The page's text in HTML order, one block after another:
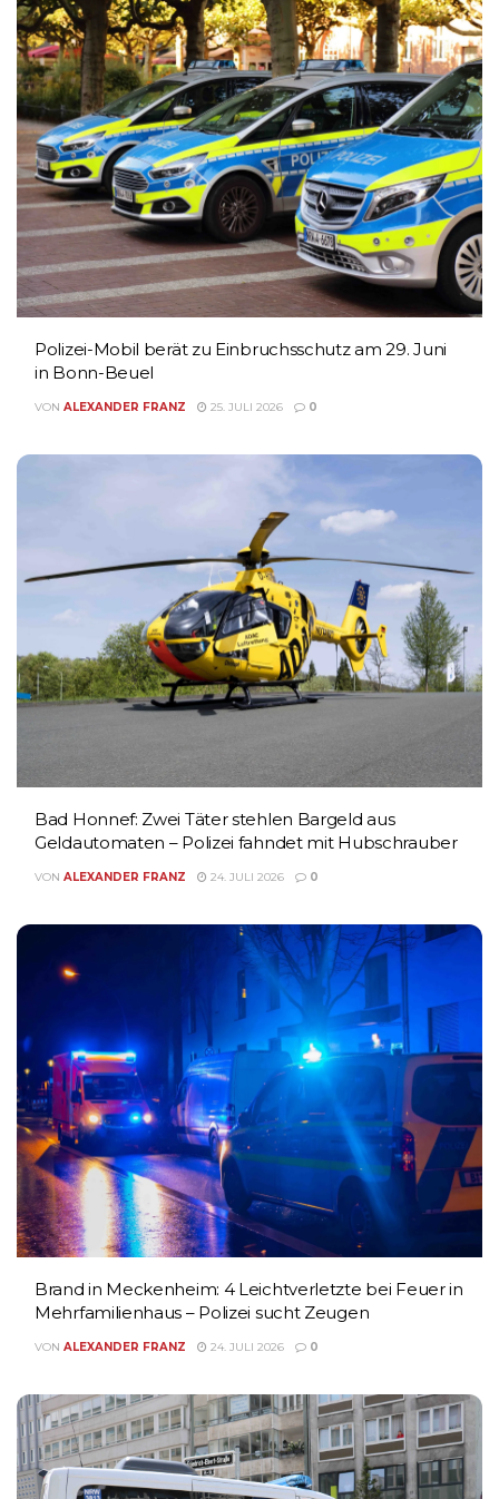
Polizei-Mobil berät zu Einbruchsschutz am 29. Juni
in Bonn-Beuel
VON ALEXANDER FRANZ 25. JULI 2026 0
Bad Honnef: Zwei Täter stehlen Bargeld aus
Geldautomaten – Polizei fahndet mit Hubschrauber
VON ALEXANDER FRANZ 24. JULI 2026 0
Brand in Meckenheim: 4 Leichtverletzte bei Feuer in
Mehrfamilienhaus – Polizei sucht Zeugen
VON ALEXANDER FRANZ 24. JULI 2026 0